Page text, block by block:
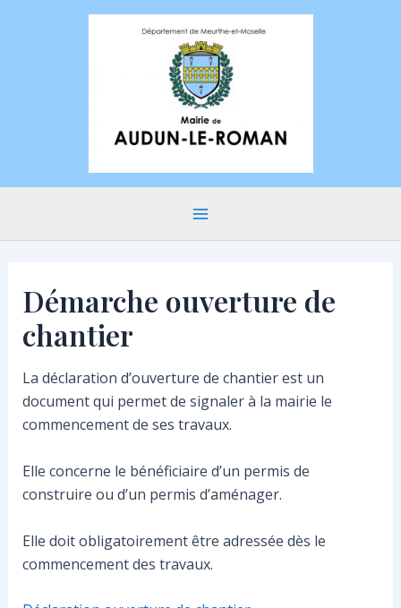
Démarche ouverture de
chantier
La déclaration d’ouverture de chantier est un
document qui permet de signaler à la mairie le
commencement de ses travaux.
Elle concerne le bénéficiaire d’un permis de
construire ou d’un permis d’aménager.
Elle doit obligatoirement être adressée dès le
commencement des travaux.